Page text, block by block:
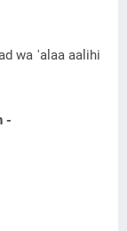
wa 'alaa aalihi
-